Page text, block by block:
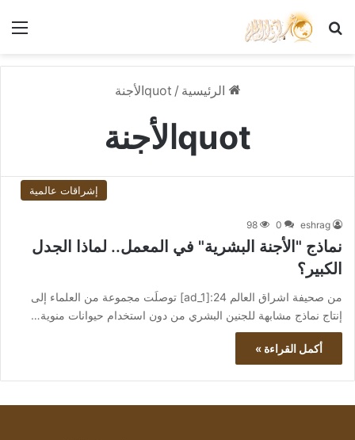
بحث عن
الرئيسية / quotالأجنة
quotالأجنة
إشراقات عالمية
eshrag
0
98
نماذج "الأجنة البشرية" في المعمل.. لماذا الجدل
الكبير؟
من صحيفة اشراق العالم 24:[ad_1] توصلَت مجموعة من العلماء إلى
إنتاج نماذج مشابهة للجنين البشري من دون استخدام حيوانات منوية…
أكمل القراءة »